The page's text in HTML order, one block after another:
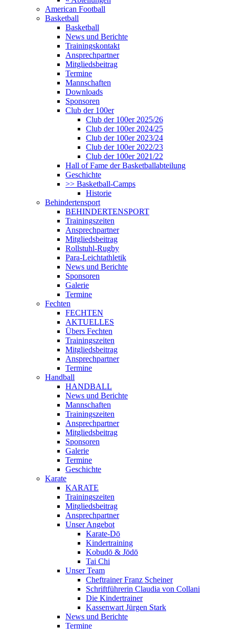
American Football
Basketball
Basketball
News und Berichte
Trainingskontakt
Ansprechpartner
Mitgliedsbeitrag
Termine
Mannschaften
Downloads
Sponsoren
Club der 100er
Club der 100er 2025/26
Club der 100er 2024/25
Club der 100er 2023/24
Club der 100er 2022/23
Club der 100er 2021/22
Hall of Fame der Basketballabteilung
Geschichte
>> Basketball-Camps
Historie
Behindertensport
BEHINDERTENSPORT
Trainingszeiten
Ansprechpartner
Mitgliedsbeitrag
Rollstuhl-Rugby
Para-Leichtathletik
News und Berichte
Sponsoren
Galerie
Termine
Fechten
FECHTEN
AKTUELLES
Übers Fechten
Trainingszeiten
Mitgliedsbeitrag
Ansprechpartner
Termine
Handball
HANDBALL
News und Berichte
Mannschaften
Trainingszeiten
Ansprechpartner
Mitgliedsbeitrag
Sponsoren
Galerie
Termine
Geschichte
Karate
KARATE
Trainingszeiten
Mitgliedsbeitrag
Ansprechpartner
Unser Angebot
Karate-Dō
Kindertraining
Kobudō & Jōdō
Tai Chi
Unser Team
Cheftrainer Franz Scheiner
Schriftführerin Claudia von Collani
Die Kindertrainer
Kassenwart Jürgen Stark
News und Berichte
Termine